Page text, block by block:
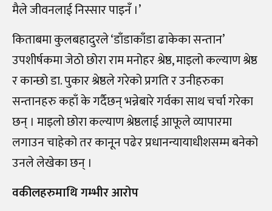
मैले जीवनलाई निस्सार पाइनँ ।’
किताबमा कुलबहादुरले ‘डाँडाकाँडा ढाकेका सन्तान’
उपशीर्षकमा जेठो छोरा राम मनोहर श्रेष्ठ, माइलो कल्याण श्रेष्ठ
र कान्छो डा. पुकार श्रेष्ठले गरेको प्रगति र उनीहरुका
सन्तानहरु कहाँ के गर्दैछन् भन्नेबारे गर्वका साथ चर्चा गरेका
छन् । माइलो छोरा कल्याण श्रेष्ठलाई आफूले व्यापारमा
लगाउन चाहेको तर कानून पढेर प्रधानन्यायाधीशसम्म बनेको
उनले लेखेका छन् ।
वकीलहरुमाथि गम्भीर आरोप